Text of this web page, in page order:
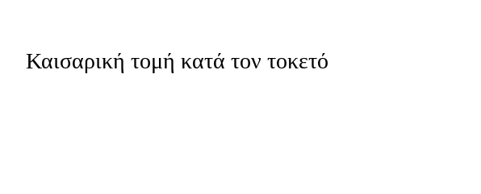
Καισαρική τομή κατά τον τοκετό